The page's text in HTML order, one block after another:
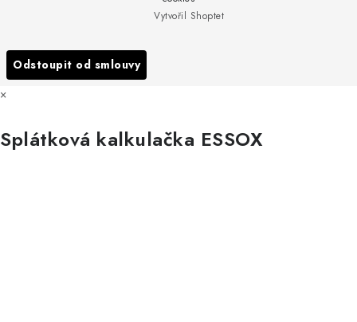
Podmínky ochrany osobních údajů
Všechny značky
Vytvořil Shoptet
Odstoupit od smlouvy
×
Splátková kalkulačka ESSOX